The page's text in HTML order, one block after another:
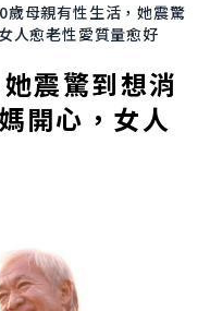
歲母親有性生活，她震驚
人愈老性愛質量愈好
震驚到想消
開心，女人